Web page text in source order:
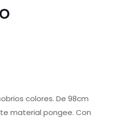
colores. De 98cm
material pongee. Con